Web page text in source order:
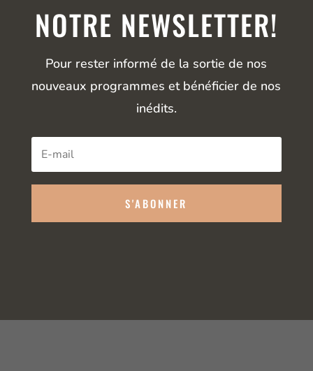
NOTRE NEWSLETTER!
Pour rester informé de la sortie de nos
nouveaux programmes et bénéficier de nos
inédits.
S'ABONNER